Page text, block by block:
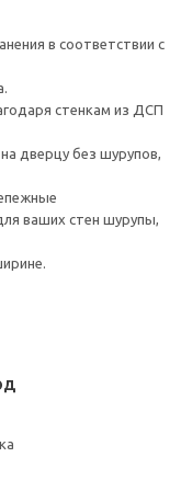
в соответствии с
стенкам из ДСП
дверцу без шурупов,
ваших стен шурупы,